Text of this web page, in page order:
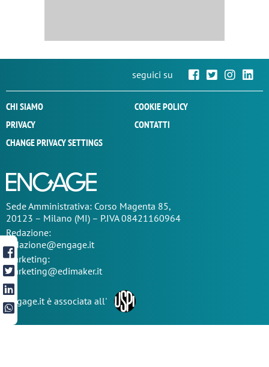
seguici su
CHI SIAMO
COOKIE POLICY
PRIVACY
CONTATTI
CHANGE PRIVACY SETTINGS
SedeAmministrativa: Corso Magenta 85,
20123 – Milano (MI) – P.IVA 08421160964
Redazione:
redazione@engage.it
Marketing:
marketing@edimaker.it
Engage.it è associata all'